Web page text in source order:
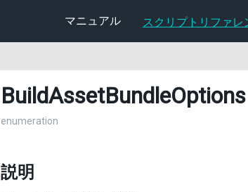
マニュアル スクリプトリファレ
BuildAssetBundleOptions
enumeration
説明